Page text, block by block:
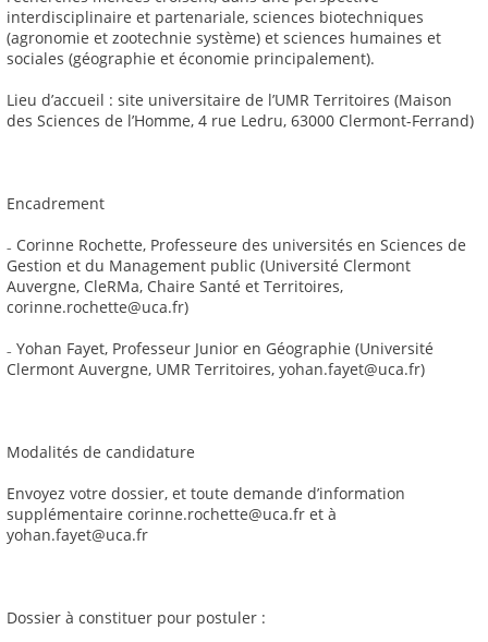
interdisciplinaire et partenariale, sciences biotechniques
(agronomie et zootechnie système) et sciences humaines et
sociales (géographie et économie principalement).
Lieu d’accueil : site universitaire de l’UMR Territoires (Maison
des Sciences de l’Homme, 4 rue Ledru, 63000 Clermont-Ferrand)
Encadrement
₋ Corinne Rochette, Professeure des universités en Sciences de
Gestion et du Management public (Université Clermont
Auvergne, CleRMa, Chaire Santé et Territoires,
corinne.rochette@uca.fr)
₋ Yohan Fayet, Professeur Junior en Géographie (Université
Clermont Auvergne, UMR Territoires, yohan.fayet@uca.fr)
Modalités de candidature
Envoyez votre dossier, et toute demande d’information
supplémentaire corinne.rochette@uca.fr et à
yohan.fayet@uca.fr
Dossier à constituer pour postuler :